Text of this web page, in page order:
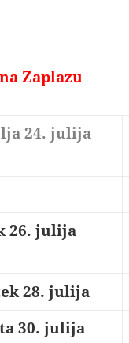
Zaplazu
24. julija
26. julija
28. julija
30. julija